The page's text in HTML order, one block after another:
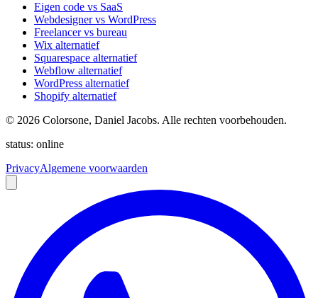
Eigen code vs SaaS
Webdesigner vs WordPress
Freelancer vs bureau
Wix alternatief
Squarespace alternatief
Webflow alternatief
WordPress alternatief
Shopify alternatief
© 2026 Colorsone, Daniel Jacobs. Alle rechten voorbehouden.
status: online
PrivacyAlgemene voorwaarden